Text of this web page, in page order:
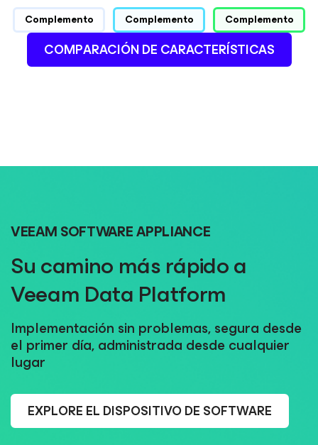
Complemento
Complemento Complemento
COMPARACIÓN DE CARACTERÍSTICAS
VEEAM SOFTWARE APPLIANCE
Su camino más rápido a
Veeam Data Platform
Implementación sin problemas, segura desde
el primer día, administrada desde cualquier
lugar
EXPLORE EL DISPOSITIVO DE SOFTWARE